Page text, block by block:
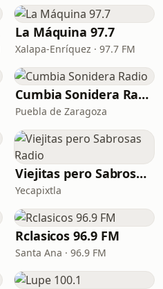
La Máquina 97.7
Xalapa-Enríquez · 97.7 FM
Cumbia Sonidera Radio
Puebla de Zaragoza
Viejitas pero Sabrosas Radio
Yecapixtla
Rclasicos 96.9 FM
Santa Ana · 96.9 FM